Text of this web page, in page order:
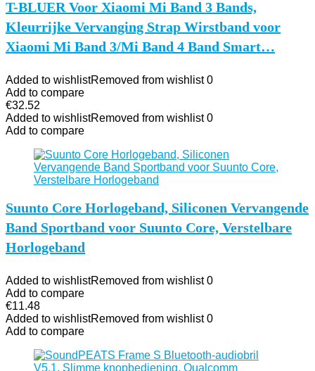
T-BLUER Voor Xiaomi Mi Band 3 Bands,
Kleurrijke Vervanging Strap Wirstband voor
Xiaomi Mi Band 3/Mi Band 4 Band Smart…
Added to wishlistRemoved from wishlist 0
Add to compare
€32.52
Added to wishlistRemoved from wishlist 0
Add to compare
Suunto Core Horlogeband, Siliconen Vervangende
Band Sportband voor Suunto Core, Verstelbare
Horlogeband
Added to wishlistRemoved from wishlist 0
Add to compare
€11.48
Added to wishlistRemoved from wishlist 0
Add to compare